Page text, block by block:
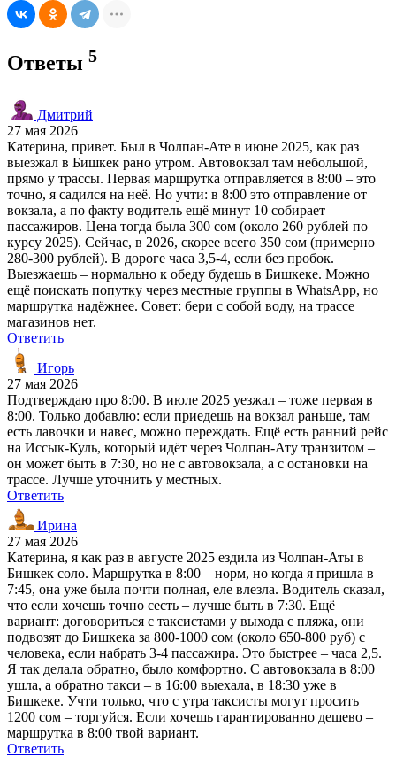
Ответы 5
Дмитрий
27 мая 2026
Катерина, привет. Был в Чолпан-Ате в июне 2025, как раз
выезжал в Бишкек рано утром. Автовокзал там небольшой,
прямо у трассы. Первая маршрутка отправляется в 8:00 – это
точно, я садился на неё. Но учти: в 8:00 это отправление от
вокзала, а по факту водитель ещё минут 10 собирает
пассажиров. Цена тогда была 300 сом (около 260 рублей по
курсу 2025). Сейчас, в 2026, скорее всего 350 сом (примерно
280-300 рублей). В дороге часа 3,5-4, если без пробок.
Выезжаешь – нормально к обеду будешь в Бишкеке. Можно
ещё поискать попутку через местные группы в WhatsApp, но
маршрутка надёжнее. Совет: бери с собой воду, на трассе
магазинов нет.
Ответить
Игорь
27 мая 2026
Подтверждаю про 8:00. В июле 2025 уезжал – тоже первая в
8:00. Только добавлю: если приедешь на вокзал раньше, там
есть лавочки и навес, можно переждать. Ещё есть ранний рейс
на Иссык-Куль, который идёт через Чолпан-Ату транзитом –
он может быть в 7:30, но не с автовокзала, а с остановки на
трассе. Лучше уточнить у местных.
Ответить
Ирина
27 мая 2026
Катерина, я как раз в августе 2025 ездила из Чолпан-Аты в
Бишкек соло. Маршрутка в 8:00 – норм, но когда я пришла в
7:45, она уже была почти полная, еле влезла. Водитель сказал,
что если хочешь точно сесть – лучше быть в 7:30. Ещё
вариант: договориться с таксистами у выхода с пляжа, они
подвозят до Бишкека за 800-1000 сом (около 650-800 руб) с
человека, если набрать 3-4 пассажира. Это быстрее – часа 2,5.
Я так делала обратно, было комфортно. С автовокзала в 8:00
ушла, а обратно такси – в 16:00 выехала, в 18:30 уже в
Бишкеке. Учти только, что с утра таксисты могут просить
1200 сом – торгуйся. Если хочешь гарантированно дешево –
маршрутка в 8:00 твой вариант.
Ответить